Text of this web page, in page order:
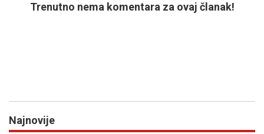
Trenutno nema komentara za ovaj članak!
Najnovije